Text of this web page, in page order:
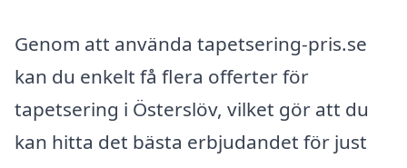
Genom att använda tapetsering-pris.se
kan du enkelt få flera offerter för
tapetsering i Österslöv, vilket gör att du
kan hitta det bästa erbjudandet för just